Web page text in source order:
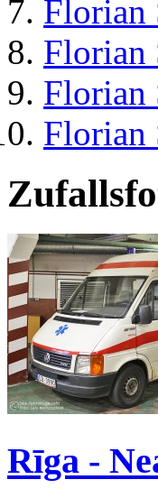
Florian
Florian
Florian
Florian
Rīga -